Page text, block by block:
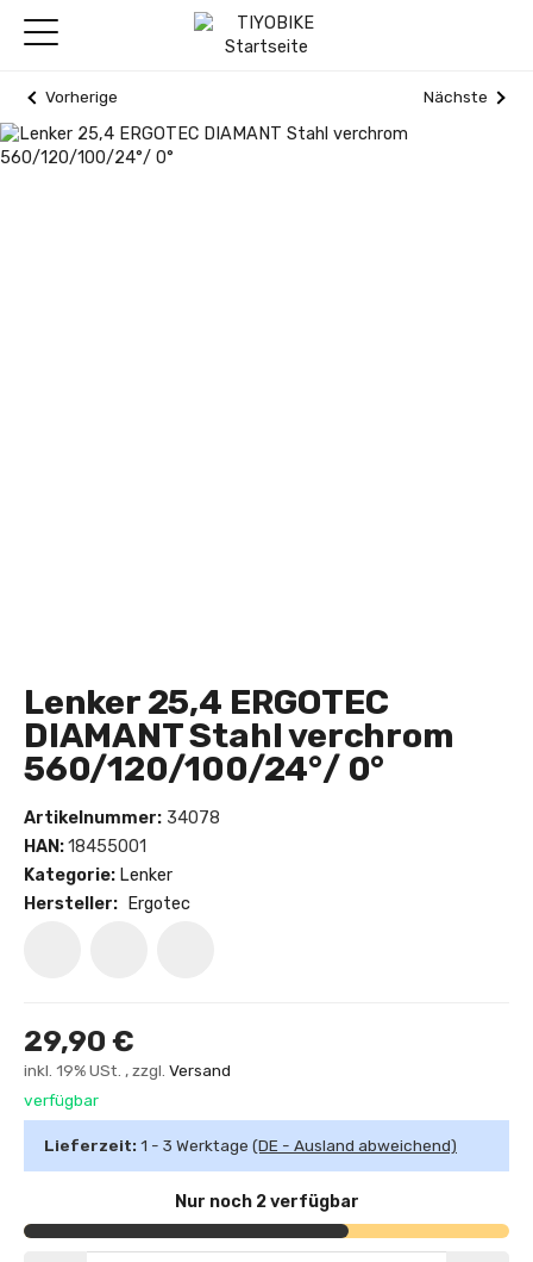
Vorherige Nächste
Lenker 25,4 ERGOTEC
DIAMANT Stahl verchrom
560/120/100/24°/ 0°
Artikelnummer: 34078
HAN:18455001
Kategorie: Lenker
Hersteller:
Ergotec
29,90 €
inkl. 19% USt. , zzgl. Versand
verfügbar
Lieferzeit: 1 - 3 Werktage (DE - Ausland abweichend)
Nur noch 2 verfügbar